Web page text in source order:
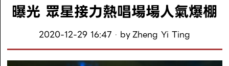
曝光 眾星接力熱唱場場人氣爆棚
2020-12-29 16:47 byZheng Yi Ting